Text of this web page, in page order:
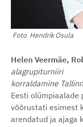
Foto Hendrik Osula
Helen Veermäe,
alagrupiturniiri
korraldamine
Eesti
võõrustati esimest
arendatud ja ajaga